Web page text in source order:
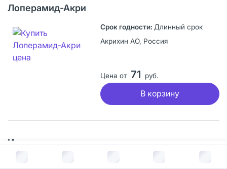
В корзину за руб.
Лоперамид-Акри
Длинный срок
Акрихин АО, Россия
Цена от 71 руб.
В корзину
Имодиум